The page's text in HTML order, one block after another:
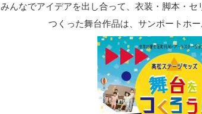
みんなでアイデアを出し合って、衣装・脚本・
つくった舞台作品は、サンポートホー